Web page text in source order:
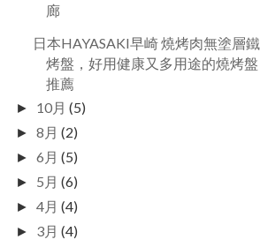
廊
日本HAYASAKI早崎 燒烤肉無塗層鐵
烤盤，好用健康又多用途的燒烤盤
推薦
► 10月 (5)
► 8月 (2)
► 6月 (5)
► 5月 (6)
► 4月 (4)
► 3月 (4)